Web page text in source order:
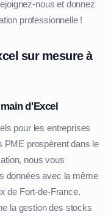
nous et donnez
professionnelle !
sur mesure à
d'Excel
pour les entreprises
PME prospèrent dans le
nous vous
données avec la même
de Fort-de-France.
la gestion des stocks